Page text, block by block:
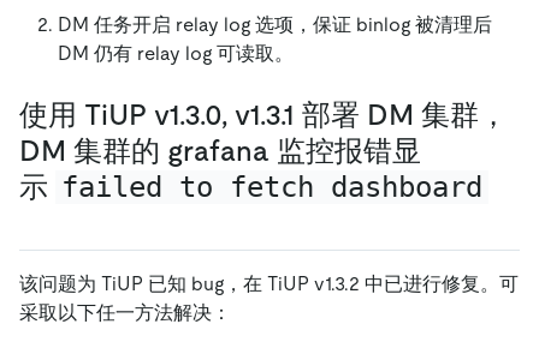
DM 任务开启 relay log 选项，保证 binlog 被清理后
DM 仍有 relay log 可读取。
使用 TiUP v1.3.0, v1.3.1 部署 DM 集群，
DM 集群的 grafana 监控报错显
示 failed to fetch dashboard
该问题为 TiUP 已知 bug，在 TiUP v1.3.2 中已进行修复。可
采取以下任一方法解决：